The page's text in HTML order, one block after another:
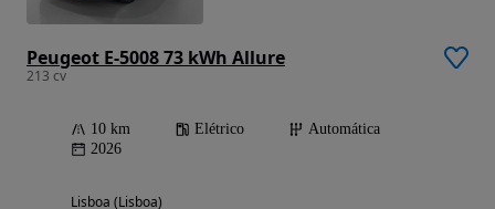
Peugeot E-5008 73 kWh Allure
213 cv
10 km Elétrico
Automática
2026
Lisboa (Lisboa)